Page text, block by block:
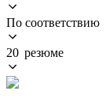
По соответствию
20 резюме